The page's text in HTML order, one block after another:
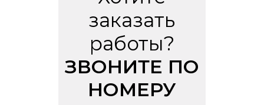
заказать
работы?
ЗВОНИТЕ ПО
НОМЕРУ